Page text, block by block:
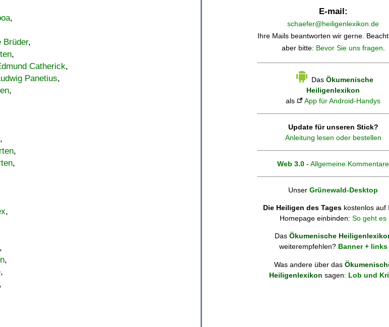
,
Brüder,
,
Catherick,
Panetius,
,
,
,
,
,
,
,
,
,
E-mail:
schaefer@heiligenlexikon.de
Ihre Mails beantworten wir gerne.
aber bitte: Bevor Sie uns fragen.
Das Ökumenische
Heiligenlexikon
als
App für Android-Handys
Update für unseren Stick?
Anleitung lesen oder bestellen
Web 3.0 - Allgemeine Kommentare
Unser Grünewald-Desktop
Die Heiligen des Tages kostenlos auf
Homepage einbinden: So geht es
Das Ökumenische
weiterempfehlen? Banner + links
Was andere über das
Heiligenlexikon sagen: Lob und